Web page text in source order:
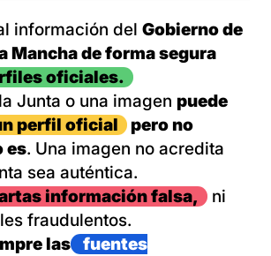
información del Gobierno de
Mancha de forma segura
oficiales.
Junta o una imagen puede
perfil oficial
pero no
es. Una imagen no acredita
sea auténtica.
información falsa,
ni
fraudulentos.
las
fuentes